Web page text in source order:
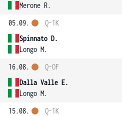
Merone R.
05.09.
Spinnato D.
Longo M.
Q-1K
16.08.
Dalla Valle E.
Longo M.
Q-OF
15.08.
Q-1K